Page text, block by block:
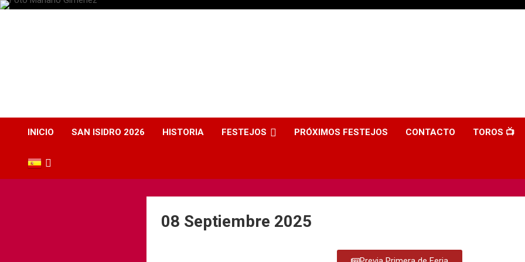
INICIO SAN ISIDRO 2026 HISTORIA FESTEJOS PRÓXIMOS FESTEJOS CONTACTO TOROS 📺
08 Septiembre 2025